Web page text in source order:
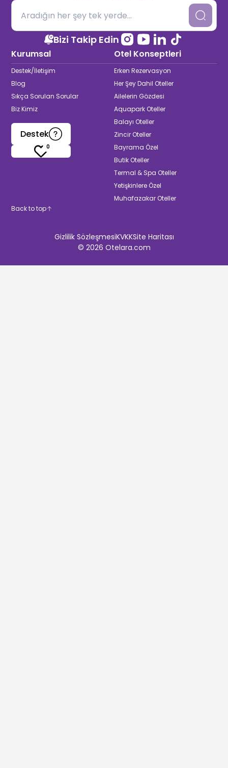
Bizi Takip Edin
Kurumsal
Destek/İletişim
Blog
Sıkça Sorulan Sorular
Biz Kimiz
Destek
0
Otel Konseptleri
Erken Rezervasyon
Her Şey Dahil Oteller
Ailelerin Gözdesi
Aquapark Oteller
Balayı Oteller
Zincir Oteller
Bayrama Özel
Butik Oteller
Termal & Spa Oteller
Yetişkinlere Özel
Muhafazakar Oteller
Back to top
© 2026 Otelara.com
Gizlilik SözleşmesiKVKKSite Haritası